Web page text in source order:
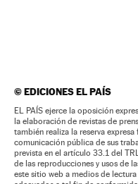
©EDICIONES EL PAÍS
EL PAÍS ejerce la oposición
la elaboración de revistas de
también realiza la reserva
comunicación pública de sus
prevista en el artículo 33.1 del
de las reproducciones y usos de
este sitio web a medios de